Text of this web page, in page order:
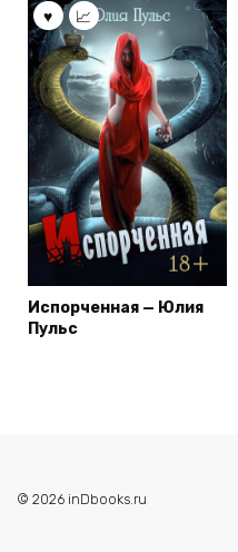
Испорченная — Юлия
Пульс
© 2026 inDbooks.ru